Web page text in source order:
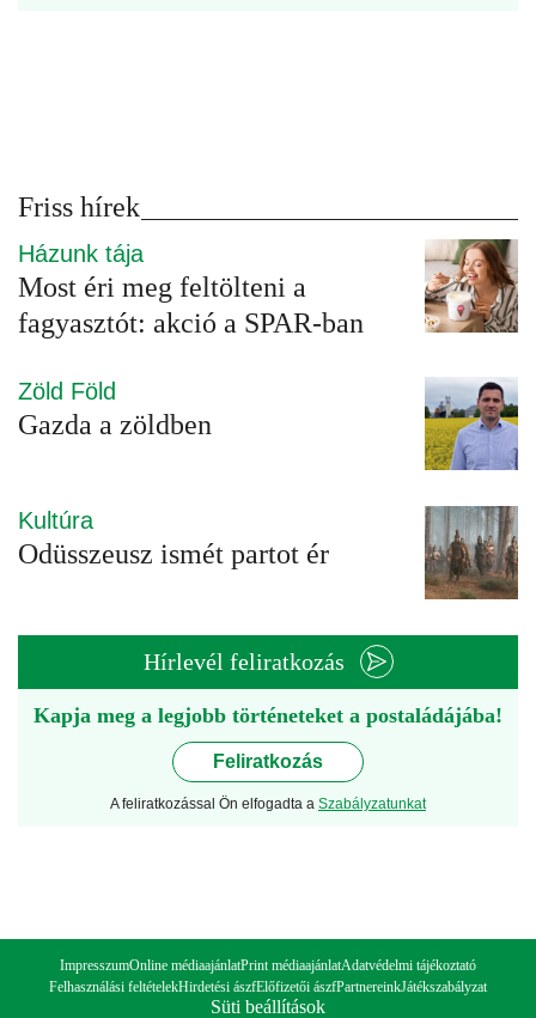
Friss hírek
Házunk tája
Most éri meg feltölteni a
fagyasztót: akció a SPAR-ban
Zöld Föld
Gazda a zöldben
Kultúra
Odüsszeusz ismét partot ér
Hírlevél feliratkozás
Kapja meg a legjobb történeteket a postaládájába!
Feliratkozás
A feliratkozással Ön elfogadta a Szabályzatunkat
ImpresszumOnline médiaajánlatPrint médiaajánlatAdatvédelmi tájékoztató
Felhasználási feltételekHirdetési ászfElőfizetői ászfPartnereinkJátékszabályzat
Süti beállítások